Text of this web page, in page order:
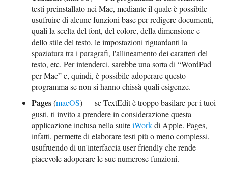
testi preinstallato nei Mac, mediante il quale è possibile
usufruire di alcune funzioni base per redigere documenti,
quali la scelta del font, del colore, della dimensione e
dello stile del testo, le impostazioni riguardanti la
spaziatura tra i paragrafi, l'allineamento dei caratteri del
testo, etc. Per intenderci, sarebbe una sorta di “WordPad
per Mac” e, quindi, è possibile adoperare questo
programma se non si hanno chissà quali esigenze.
Pages(macOS) — se TextEdit è troppo basilare per i tuoi
gusti, ti invito a prendere in considerazione questa
applicazione inclusa nella suiteiWorkdi Apple. Pages,
infatti, permette di elaborare testi più o meno complessi,
usufruendo di un'interfaccia user friendly che rende
piacevole adoperare le sue numerose funzioni.